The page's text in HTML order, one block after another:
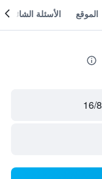
الموقع الأسئلة الشائعة